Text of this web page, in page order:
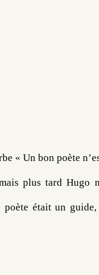
« Un bon poète
plus tard Hugo
poète était un